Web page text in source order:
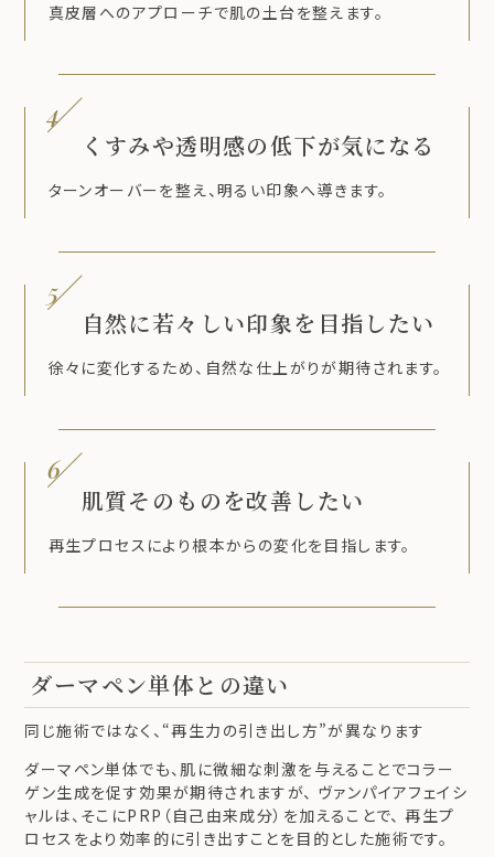
真皮層へのアプローチで肌の土台を整えます。
4
くすみや透明感の低下が気になる
ターンオーバーを整え、明るい印象へ導きます。
5
自然に若々しい印象を目指したい
徐々に変化するため、自然な仕上がりが期待されます。
6
肌質そのものを改善したい
再生プロセスにより根本からの変化を目指します。
ダーマペン単体との違い
同じ施術ではなく、“再生力の引き出し方”が異なります
ダーマペン単体でも、肌に微細な刺激を与えることでコラー
ゲン生成を促す効果が期待されますが、 ヴァンパイアフェイシ
ャルは、そこにPRP（自己由来成分）を加えることで、 再生プ
ロセスをより効率的に引き出すことを目的とした施術です。